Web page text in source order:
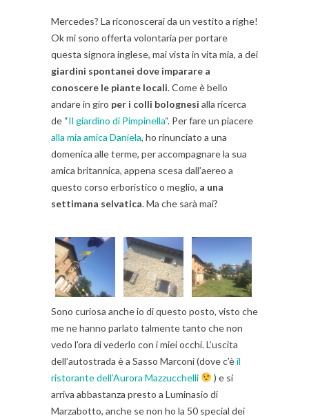
Mercedes? La riconoscerai da un vestito a righe!
Ok mi sono offerta volontaria per portare
questa signora inglese, mai vista in vita mia, a dei
giardini spontanei dove imparare a
conoscere le piante locali. Come è bello
andare in giro per i colli bolognesi alla ricerca
de “Il giardino di Pimpinella“. Per fare un piacere
alla mia amica Daniela, ho rinunciato a una
domenica alle terme, per accompagnare la sua
amica britannica, appena scesa dall’aereo a
questo corso erboristico o meglio, a una
settimana selvatica. Ma che sarà mai?
Sono curiosa anche io di questo posto, visto che
me ne hanno parlato talmente tanto che non
vedo l’ora di vederlo con i miei occhi. L’uscita
dell’autostrada è a Sasso Marconi (dove c’èil
ristorante dell’Aurora Mazzucchelli
) e si
arriva abbastanza presto a Luminasio di
Marzabotto, anche se non ho la 50 special dei